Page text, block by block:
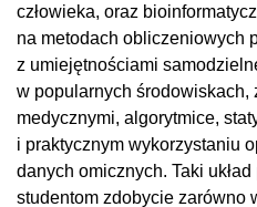
człowieka, oraz
na metodach obliczeniowych
z umiejętnościami
w popularnych środowiskach,
medycznymi, algorytmice,
i praktycznym wykorzystaniu
danych omicznych. Taki
studentom zdobycie zarówno